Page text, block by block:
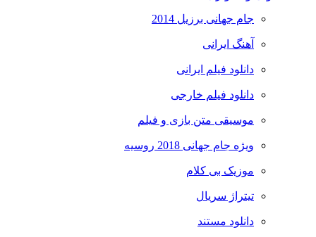
جام جهانی برزیل 2014
آهنگ ایرانی
دانلود فیلم ایرانی
دانلود فیلم خارجی
موسیقی متن بازی و فیلم
ویژه جام جهانی 2018 روسیه
موزیک بی کلام
تیتراژ سریال
دانلود مستند